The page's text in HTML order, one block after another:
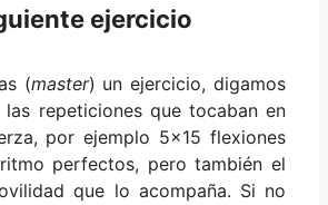
ejercicio
(master) un ejercicio, digamos
las repeticiones que tocaban en
por ejemplo 5×15 flexiones
perfectos, pero también el
que lo acompaña. Si no